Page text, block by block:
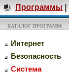
Программы
КАТАЛОГ ПРОГРАММ:
Интернет
Безопасность
Система